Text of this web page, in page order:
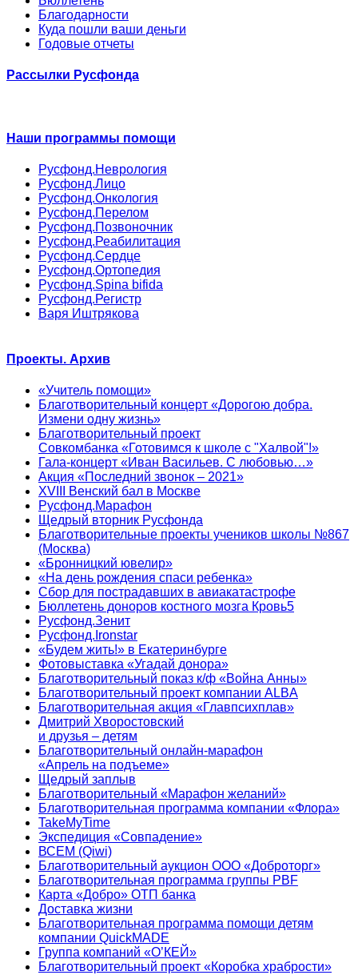
Благодарности
Куда пошли ваши деньги
Годовые отчеты
Рассылки Русфонда
Наши программы помощи
Русфонд.Неврология
Русфонд.Лицо
Русфонд.Онкология
Русфонд.Перелом
Русфонд.Позвоночник
Русфонд.Реабилитация
Русфонд.Сердце
Русфонд.Ортопедия
Русфонд.Spina bifida
Русфонд.Регистр
Варя Иштрякова
Проекты. Архив
«Учитель помощи»
Благотворительный концерт «Дорогою добра.
Измени одну жизнь»
Благотворительный проект
Совкомбанка «Готовимся к школе с "Халвой"!»
Гала-концерт «Иван Васильев. С любовью…»
Акция «Последний звонок – 2021»
XVIII Венский бал в Москве
Русфонд.Марафон
Щедрый вторник Русфонда
Благотворительные проекты учеников школы №867
(Москва)
«Бронницкий ювелир»
«На день рождения спаси ребенка»
Сбор для пострадавших в авиакатастрофе
Бюллетень доноров костного мозга Кровь5
Русфонд.Зенит
Русфонд.Ironstar
«Будем жить!» в Екатеринбурге
Фотовыставка «Угадай донора»
Благотворительный показ к/ф «Война Анны»
Благотворительный проект компании ALBA
Благотворительная акция «Главпсихплав»
Дмитрий Хворостовский
и друзья – детям
Благотворительный онлайн‑марафон
«Апрель на подъеме»
Щедрый заплыв
Благотворительный «Марафон желаний»
Благотворительная программа компании «Флора»
TakeMyTime
Экспедиция «Совпадение»
ВСЕМ (Qiwi)
Благотворительный аукцион ООО «Доброторг»
Благотворительная программа группы PBF
Карта «Добро» ОТП банка
Доставка жизни
Благотворительная программа помощи детям
компании QuickMADE
Группа компаний «О’КЕЙ»
Благотворительный проект «Коробка храбрости»